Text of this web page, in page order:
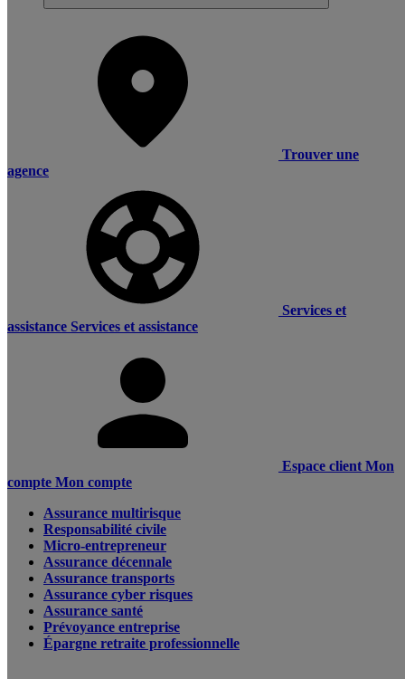
Trouver une
agence
Services et
assistance Services et assistance
Espace client Mon
compte Mon compte
Assurance multirisque
Responsabilité civile
Micro-entrepreneur
Assurance décennale
Assurance transports
Assurance cyber risques
Assurance santé
Prévoyance entreprise
Épargne retraite professionnelle